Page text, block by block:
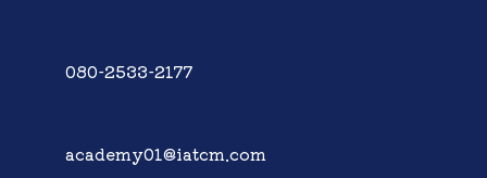
080-2533-2177
academy01@iatcm.com